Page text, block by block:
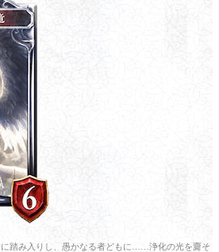
踏み入りし、愚かなる者どもに……浄化の光を齎そ